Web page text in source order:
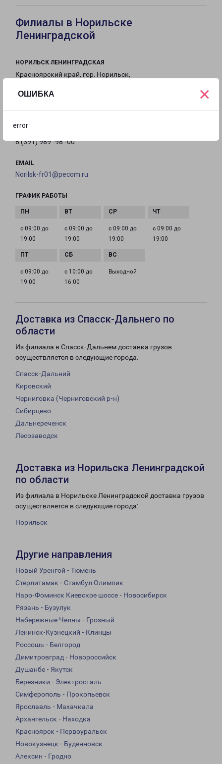
ОШИБКА
error
×
Филиалы в Норильске
Ленинградской
НОРИЛЬСК ЛЕНИНГРАДСКАЯ
Красноярский край, гор. Норильск,
на карте
8 (391) 989 -98 -00
EMAIL
Norilsk-fr01@pecom.ru
ГРАФИК РАБОТЫ
с 09:00 до
19:00
с 09:00 до
19:00
с 09:00 до
19:00
с 09:00 до
19:00
с 09:00 до
19:00
с 10:00 до
16:00
Выходной
Доставка из Спасск-Дальнего по
области
Из филиала в Спасск-Дальнем доставка грузов
осуществляется в следующие города:
Спасск-Дальний
Кировский
Черниговка (Черниговский р-н)
Сибирцево
Дальнереченск
Лесозаводск
Доставка из Норильска Ленинградской
по области
Из филиала в Норильске Ленинградской доставка грузов
осуществляется в следующие города:
Норильск
Другие направления
Новый Уренгой - Тюмень
Стерлитамак - Стамбул Олимпик
Наро-Фоминск Киевское шоссе - Новосибирск
Рязань - Бузулук
Набережные Челны - Грозный
Ленинск-Кузнецкий - Клинцы
Россошь - Белгород
Димитровград - Новороссийск
Душанбе - Якутск
Березники - Электросталь
Симферополь - Прокопьевск
Ярославль - Махачкала
Архангельск - Находка
Красноярск - Первоуральск
Новокузнецк - Буденновск
Алексин - Гродно